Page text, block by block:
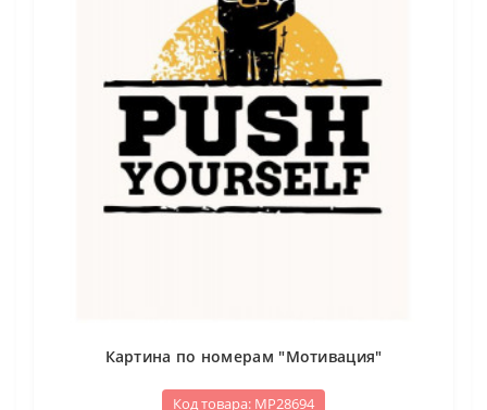
Картина по номерам "Мотивация"
Код товара: МР28694